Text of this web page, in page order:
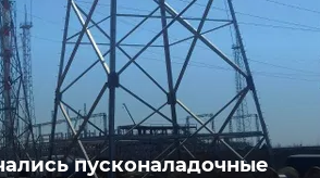
пусконаладочные